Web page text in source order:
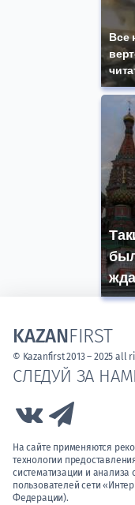
Все
СЛЕДУЙ ЗА
Link to Vk
На сайте применяются
технологии
систематизации и
пользователей сети
Федерации).
KAZANFIRST
© Kazanfirst 2013 – 2025 all